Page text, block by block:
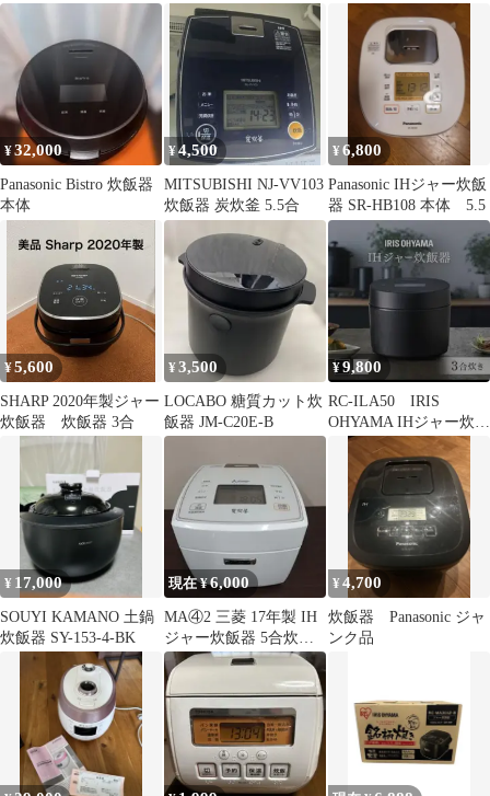
¥32,000
Panasonic Bistro 炊飯器
本体
¥4,500
MITSUBISHI NJ-VV103
炊飯器 炭炊釜 5.5合
¥6,800
Panasonic IHジャー炊飯
器 SR-HB108 本体 5.5
¥5,600
SHARP 2020年製ジャー
炊飯器 炊飯器 3合
¥3,500
LOCABO 糖質カット炊
飯器 JM-C20E-B
¥9,800
RC-ILA50 IRIS
OHYAMA IHジャー炊飯
器 3合炊き ブラック
¥ 17,000
SOUYI KAMANO 土鍋
炊飯器 SY-153-4-BK
現在 ¥6,000
MA④2 三菱 17年製 IH
ジャー炊飯器 5合炊き
NJ-VV107
¥4,700
炊飯器 Panasonic ジャ
ンク品